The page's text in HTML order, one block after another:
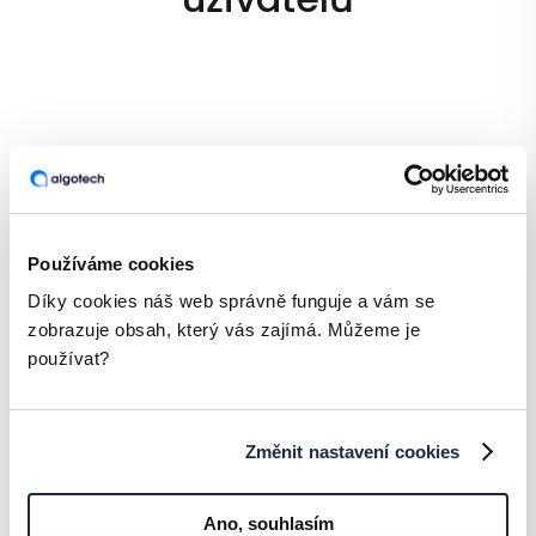
Používáme cookies
Díky cookies náš web správně funguje a vám se
zobrazuje obsah, který vás zajímá. Můžeme je
používat?
Změnit nastavení cookies
Ano, souhlasím
Umožňuje kontrolu ziskovosti projektů